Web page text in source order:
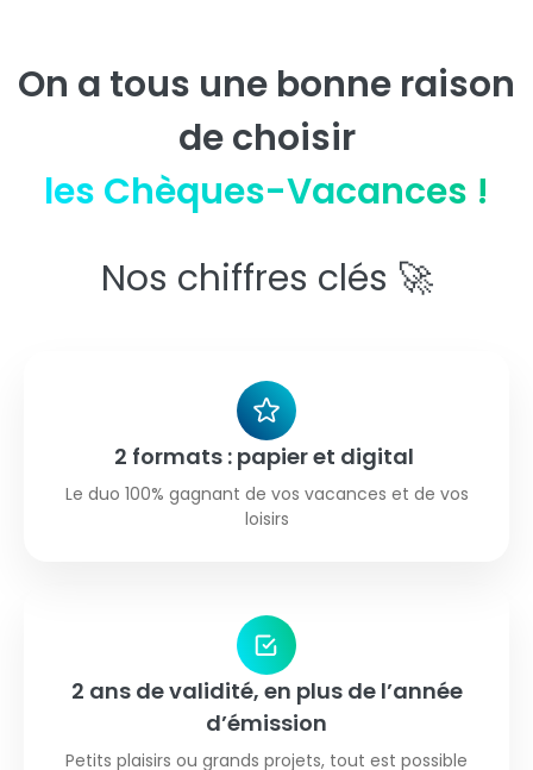
On a tous une bonne raison
de choisir
les Chèques-Vacances !
Nos chiffres clés 🚀
2 formats : papier et digital
Le duo 100% gagnant de vos vacances et de vos
loisirs
2 ans de validité, en plus de l’année
d’émission
Petits plaisirs ou grands projets, tout est possible